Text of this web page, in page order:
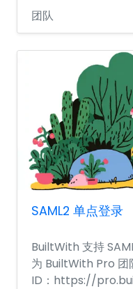
团队
SAML2 单点登录
BuiltWith 支持
为 BuiltWith Pro 团
ID：https://